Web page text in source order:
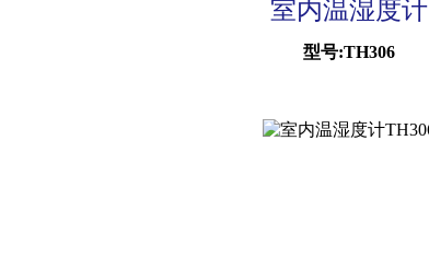
室内温湿度计
型号:TH306